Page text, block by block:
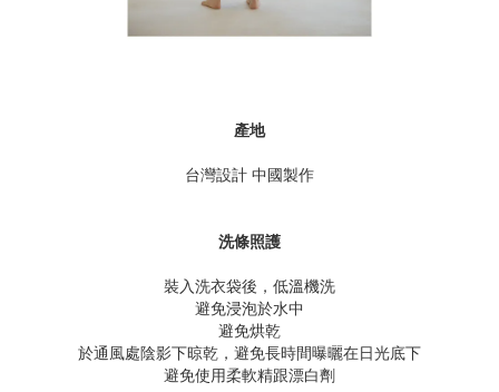
產地
台灣設計 中國製作
洗條照護
裝入洗衣袋後，低溫機洗
避免浸泡於水中
避免烘乾
於通風處陰影下晾乾，避免長時間曝曬在日光底下
避免使用柔軟精跟漂白劑